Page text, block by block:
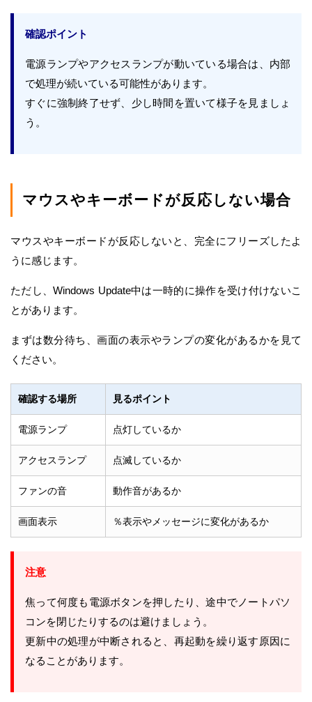
確認ポイント
電源ランプやアクセスランプが動いている場合は、内部
で処理が続いている可能性があります。
すぐに強制終了せず、少し時間を置いて様子を見ましょ
う。
マウスやキーボードが反応しない場合
マウスやキーボードが反応しないと、完全にフリーズしたよ
うに感じます。
ただし、Windows Update中は一時的に操作を受け付けないこ
とがあります。
まずは数分待ち、画面の表示やランプの変化があるかを見て
ください。
確認する場所 見るポイント
電源ランプ 点灯しているか
アクセスランプ 点滅しているか
ファンの音 動作音があるか
画面表示 ％表示やメッセージに変化があるか
注意
焦って何度も電源ボタンを押したり、途中でノートパソ
コンを閉じたりするのは避けましょう。
更新中の処理が中断されると、再起動を繰り返す原因に
なることがあります。